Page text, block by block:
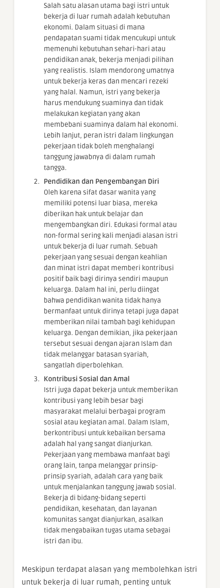
Salah satu alasan utama bagi istri untuk
bekerja di luar rumah adalah kebutuhan
ekonomi. Dalam situasi di mana
pendapatan suami tidak mencukupi untuk
memenuhi kebutuhan sehari-hari atau
pendidikan anak, bekerja menjadi pilihan
yang realistis. Islam mendorong umatnya
untuk bekerja keras dan mencari rezeki
yang halal. Namun, istri yang bekerja
harus mendukung suaminya dan tidak
melakukan kegiatan yang akan
membebani suaminya dalam hal ekonomi.
Lebih lanjut, peran istri dalam lingkungan
pekerjaan tidak boleh menghalangi
tanggung jawabnya di dalam rumah
tangga.
Pendidikan dan Pengembangan Diri
Oleh karena sifat dasar wanita yang
memiliki potensi luar biasa, mereka
diberikan hak untuk belajar dan
mengembangkan diri. Edukasi formal atau
non-formal sering kali menjadi alasan istri
untuk bekerja di luar rumah. Sebuah
pekerjaan yang sesuai dengan keahlian
dan minat istri dapat memberi kontribusi
positif baik bagi dirinya sendiri maupun
keluarga. Dalam hal ini, perlu diingat
bahwa pendidikan wanita tidak hanya
bermanfaat untuk dirinya tetapi juga dapat
memberikan nilai tambah bagi kehidupan
keluarga. Dengan demikian, jika pekerjaan
tersebut sesuai dengan ajaran Islam dan
tidak melanggar batasan syariah,
sangatlah diperbolehkan.
Kontribusi Sosial dan Amal
Istri juga dapat bekerja untuk memberikan
kontribusi yang lebih besar bagi
masyarakat melalui berbagai program
sosial atau kegiatan amal. Dalam Islam,
berkontribusi untuk kebaikan bersama
adalah hal yang sangat dianjurkan.
Pekerjaan yang membawa manfaat bagi
orang lain, tanpa melanggar prinsip-
prinsip syariah, adalah cara yang baik
untuk menjalankan tanggung jawab sosial.
Bekerja di bidang-bidang seperti
pendidikan, kesehatan, dan layanan
komunitas sangat dianjurkan, asalkan
tidak mengabaikan tugas utama sebagai
istri dan ibu.
Meskipun terdapat alasan yang membolehkan istri
untuk bekerja di luar rumah, penting untuk